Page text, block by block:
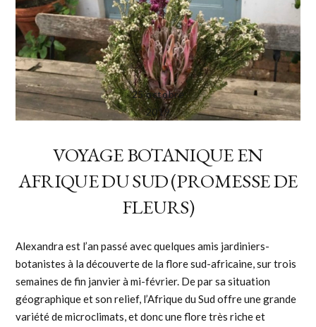
25 octobre
2019
VOYAGE BOTANIQUE EN
AFRIQUE DU SUD (PROMESSE DE
FLEURS)
Alexandra est l’an passé avec quelques amis jardiniers-
botanistes à la découverte de la flore sud-africaine, sur trois
semaines de fin janvier à mi-février. De par sa situation
géographique et son relief, l’Afrique du Sud offre une grande
variété de microclimats, et donc une flore très riche et